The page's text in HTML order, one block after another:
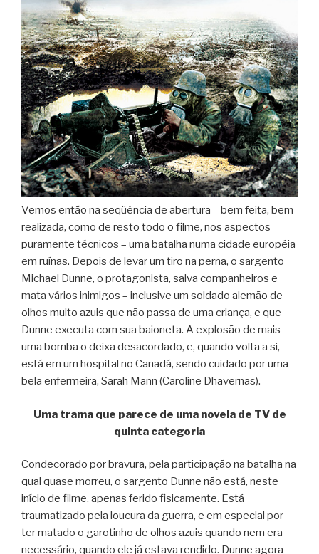
Vemos então na seqüência de abertura – bem feita, bem
realizada, como de resto todo o filme, nos aspectos
puramente técnicos – uma batalha numa cidade européia
em ruínas. Depois de levar um tiro na perna, o sargento
Michael Dunne, o protagonista, salva companheiros e
mata vários inimigos – inclusive um soldado alemão de
olhos muito azuis que não passa de uma criança, e que
Dunne executa com sua baioneta. A explosão de mais
uma bomba o deixa desacordado, e, quando volta a si,
está em um hospital no Canadá, sendo cuidado por uma
bela enfermeira, Sarah Mann (Caroline Dhavernas).
Uma trama que parece de uma novela de TV de
quinta categoria
Condecorado por bravura, pela participação na batalha na
qual quase morreu, o sargento Dunne não está, neste
início de filme, apenas ferido fisicamente. Está
traumatizado pela loucura da guerra, e em especial por
ter matado o garotinho de olhos azuis quando nem era
necessário, quando ele já estava rendido. Dunne agora